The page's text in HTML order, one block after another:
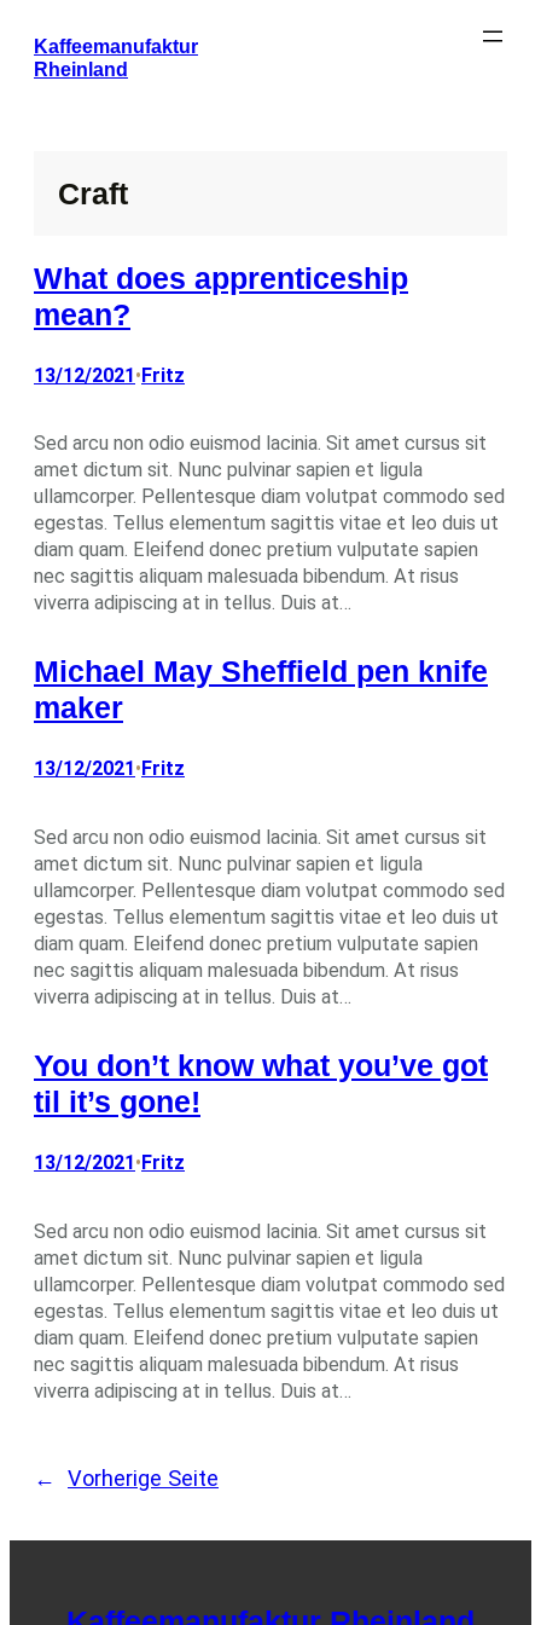
Inhalt
springen
Kaffeemanufaktur
Rheinland
Craft
What does apprenticeship
mean?
13/12/2021•Fritz
Sed arcu non odio euismod lacinia. Sit amet cursus sit
amet dictum sit. Nunc pulvinar sapien et ligula
ullamcorper. Pellentesque diam volutpat commodo sed
egestas. Tellus elementum sagittis vitae et leo duis ut
diam quam. Eleifend donec pretium vulputate sapien
nec sagittis aliquam malesuada bibendum. At risus
viverra adipiscing at in tellus. Duis at…
Michael May Sheffield pen knife
maker
13/12/2021 • Fritz
Sed arcu non odio euismod lacinia. Sit amet cursus sit
amet dictum sit. Nunc pulvinar sapien et ligula
ullamcorper. Pellentesque diam volutpat commodo sed
egestas. Tellus elementum sagittis vitae et leo duis ut
diam quam. Eleifend donec pretium vulputate sapien
nec sagittis aliquam malesuada bibendum. At risus
viverra adipiscing at in tellus. Duis at…
You don’t know what you’ve got
til it’s gone!
13/12/2021•Fritz
Sed arcu non odio euismod lacinia. Sit amet cursus sit
amet dictum sit. Nunc pulvinar sapien et ligula
ullamcorper. Pellentesque diam volutpat commodo sed
egestas. Tellus elementum sagittis vitae et leo duis ut
diam quam. Eleifend donec pretium vulputate sapien
nec sagittis aliquam malesuada bibendum. At risus
viverra adipiscing at in tellus. Duis at…
← Vorherige Seite